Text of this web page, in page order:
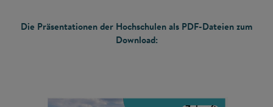
Die Präsentationen der Hochschulen als PDF-Dateien zum
Download: